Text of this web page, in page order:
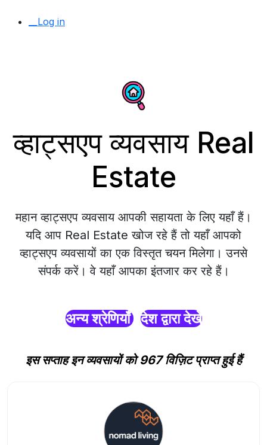
__Log in
व्हाट्सएप व्यवसाय Real
Estate
महान व्हाट्सएप व्यवसाय आपकी सहायता के लिए यहाँ हैं।
यदि आप Real Estate खोज रहे हैं तो यहाँ आपको
व्हाट्सएप व्यवसायों का एक विस्तृत चयन मिलेगा। उनसे
संपर्क करें। वे यहाँ आपका इंतजार कर रहे हैं।
अन्य श्रेणियाँ देश द्वारा देखें
इस सप्ताह इन व्यवसायों को 967 विज़िट प्राप्त हुई हैं